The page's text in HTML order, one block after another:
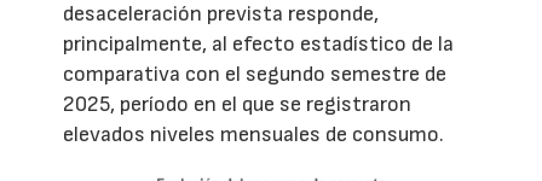
desaceleración prevista responde,
principalmente, al efecto estadístico de la
comparativa con el segundo semestre de
2025, período en el que se registraron
elevados niveles mensuales de consumo.